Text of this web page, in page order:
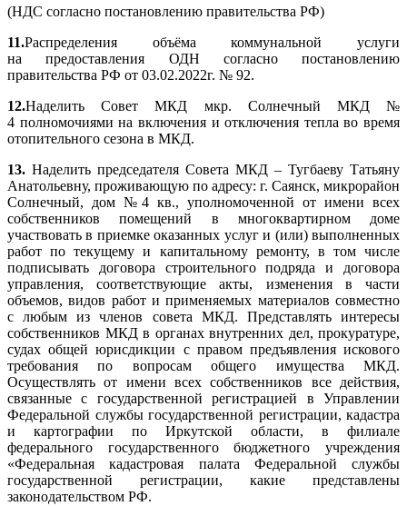
(НДС согласно постановлению правительства РФ)
11.Распределения объёма коммунальной услуги
на предоставления ОДН согласно постановлению
правительства РФ от 03.02.2022г. № 92.
12.Наделить Совет МКД мкр. Солнечный МКД №
4 полномочиями на включения и отключения тепла во время
отопительного сезона в МКД.
13. Наделить председателя Совета МКД – Тугбаеву Татьяну
Анатольевну, проживающую по адресу: г. Саянск, микрорайон
Солнечный, дом №4 кв., уполномоченной от имени всех
собственников помещений в многоквартирном доме
участвовать в приемке оказанных услуг и (или) выполненных
работ по текущему и капитальному ремонту, в том числе
подписывать договора строительного подряда и договора
управления, соответствующие акты, изменения в части
объемов, видов работ и применяемых материалов совместно
с любым из членов совета МКД. Представлять интересы
собственников МКД в органах внутренних дел, прокуратуре,
судах общей юрисдикции с правом предъявления искового
требования по вопросам общего имущества МКД.
Осуществлять от имени всех собственников все действия,
связанные с государственной регистрацией в Управлении
Федеральной службы государственной регистрации, кадастра
и картографии по Иркутской области, в филиале
федерального государственного бюджетного учреждения
«Федеральная кадастровая палата Федеральной службы
государственной регистрации, какие представлены
законодательством РФ.